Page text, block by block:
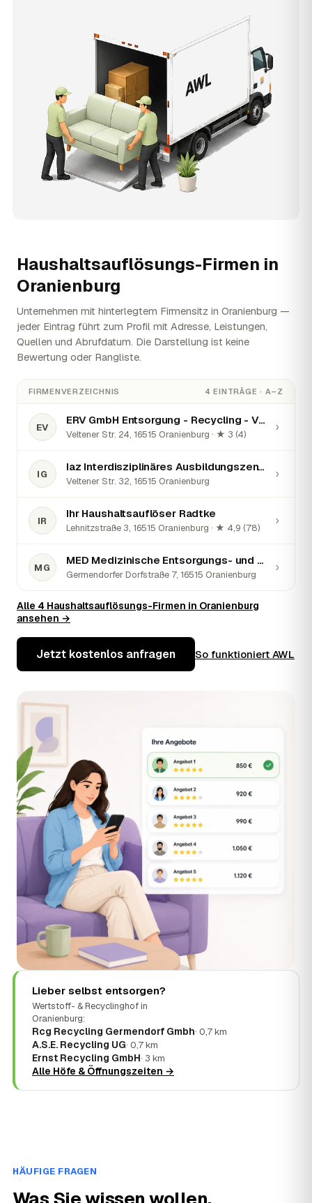
Haushaltsauflösungs-Firmen in
Oranienburg
Unternehmen mit hinterlegtem Firmensitz in Oranienburg —
jeder Eintrag führt zum Profil mit Adresse, Leistungen,
Quellen und Abrufdatum. Die Darstellung ist keine
Bewertung oder Rangliste.
FIRMENVERZEICHNIS 4 EINTRÄGE · A–Z
EV
ERV GmbH Entsorgung - Recycling - Verwertung
Veltener Str. 24, 16515 Oranienburg · ★ 3 (4)
›
IG
Iaz Interdisziplinäres Ausbildungszentrum Für Verkehr Und Entsorgung Oberhavel Gmbh
Veltener Str. 32, 16515 Oranienburg
›
IR
Ihr Haushaltsauflöser Radtke
Lehnitzstraße 3, 16515 Oranienburg · ★ 4,9 (78)
›
MG
MED Medizinische Entsorgungs- und Dienstleistungs GmbH
Germendorfer Dorfstraße 7, 16515 Oranienburg
›
Alle 4 Haushaltsauflösungs-Firmen in Oranienburg
ansehen →
Jetzt kostenlos anfragen So funktioniert AWL
Lieber selbst entsorgen?
Wertstoff- & Recyclinghof in
Oranienburg:
Rcg Recycling Germendorf Gmbh· 0,7 km
A.S.E. Recycling UG· 0,7 km
Ernst Recycling GmbH· 3 km
Alle Höfe & Öffnungszeiten →
HÄUFIGE FRAGEN